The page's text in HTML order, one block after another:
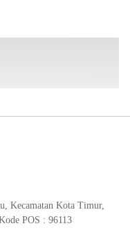
Kecamatan Kota Timur,
POS : 96113